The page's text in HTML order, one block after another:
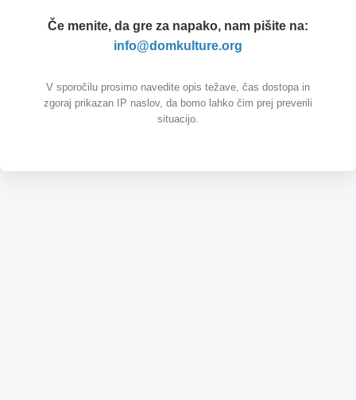
Če menite, da gre za napako, nam pišite na:
info@domkulture.org
V sporočilu prosimo navedite opis težave, čas dostopa in
zgoraj prikazan IP naslov, da bomo lahko čim prej preverili
situacijo.